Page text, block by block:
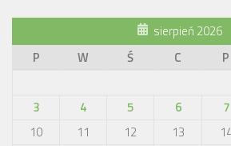
sierpień 2026
P
W Ś C P
3
4 5 6 7
10
11 12 13